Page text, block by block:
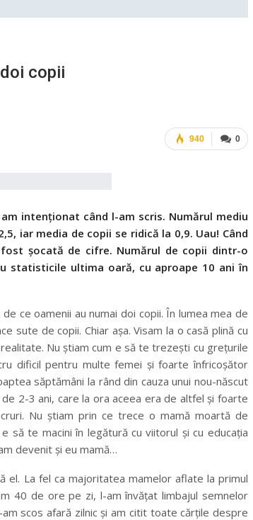
copii
0
940
intenţionat când l-am scris. Numărul mediu
iar media de copii se ridică la 0,9. Uau! Când
şocată de cifre. Numărul de copii dintr-o
statisticile ultima oară, cu aproape 10 ani în
ce oamenii au numai doi copii. În lumea mea de
sute de copii. Chiar aşa. Visam la o casă plină cu
Nu ştiam cum e să te trezeşti cu greţurile
dificil pentru multe femei şi foarte înfricoşător
săptămâni la rând din cauza unui nou-născut
2-3 ani, care la ora aceea era de altfel şi foarte
Nu ştiam prin ce trece o mamă moartă de
să te macini în legătură cu viitorul şi cu educaţia
devenit şi eu mamă…
el. La fel ca majoritatea mamelor aflate la primul
40 de ore pe zi, l-am învăţat limbajul semnelor
scos afară zilnic şi am citit toate cărţile despre